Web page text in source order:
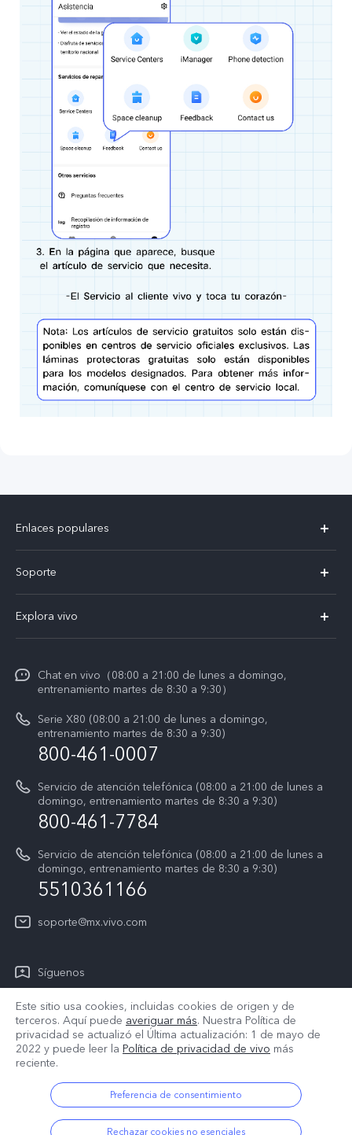
Enlaces populares
Y29
Soporte
Centro de servicio
Consulta el Precio de los Repuestos
Manual de usuario
Actualización del sistema
Instrucciones de la garantía de vivo
Explora vivo
La vida en vivo
Acerca de nosotros
Centro de privacidad de vivo
T&C X300 Pro
#vivoElFútbol
T&C #vivoElFútbol
Chat en vivo（08:00 a 21:00 de lunes a domingo,
entrenamiento martes de 8:30 a 9:30）
Serie X80 (08:00 a 21:00 de lunes a domingo,
entrenamiento martes de 8:30 a 9:30)
800-461-0007
Servicio de atención telefónica (08:00 a 21:00 de lunes a
domingo, entrenamiento martes de 8:30 a 9:30)
800-461-7784
Servicio de atención telefónica (08:00 a 21:00 de lunes a
domingo, entrenamiento martes de 8:30 a 9:30)
5510361166
soporte@mx.vivo.com
Síguenos
México | Seleccione país/región
© 2026 vivo Mobile Communication Co., Ltd. Todos los derechos
Este sitio usa cookies, incluidas cookies de origen y de
terceros. Aquí puede averiguar más. Nuestra Política de
privacidad se actualizó el Última actualización: 1 de mayo de
2022 y puede leer la Política de privacidad de vivo más
reciente.
Preferencia de consentimiento
Rechazar cookies no esenciales